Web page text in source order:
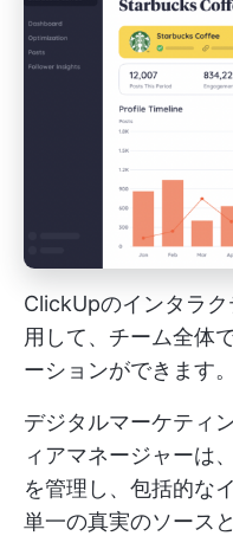
ClickUpのインタラ
用して、チーム全体
ーションができます。
デジタルマーケティ
ィアマネージャーは
を管理し、包括的な
単一の真実のソース